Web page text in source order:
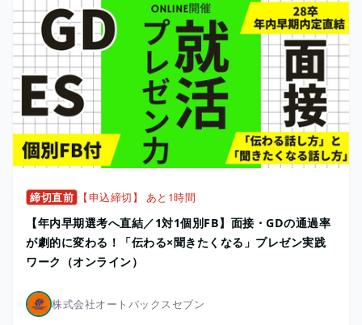
締切直前 【申込締切】 あと1時間
【年内早期選考へ直結／1対1個別FB】面接・GDの通過率
が劇的に変わる！「伝わる×聞きたくなる」プレゼン実践
ワーク（オンライン）
株式会社オートバックスセブン